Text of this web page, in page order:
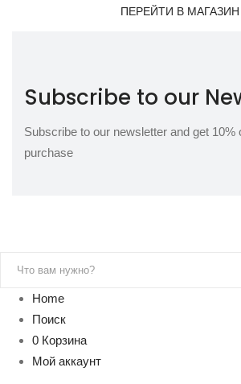
ПЕРЕЙТИ В МАГАЗИН
Subscribe to our
Subscribe to our newsletter and get 10%
purchase
Home
Поиск
0 Корзина
Мой аккаунт